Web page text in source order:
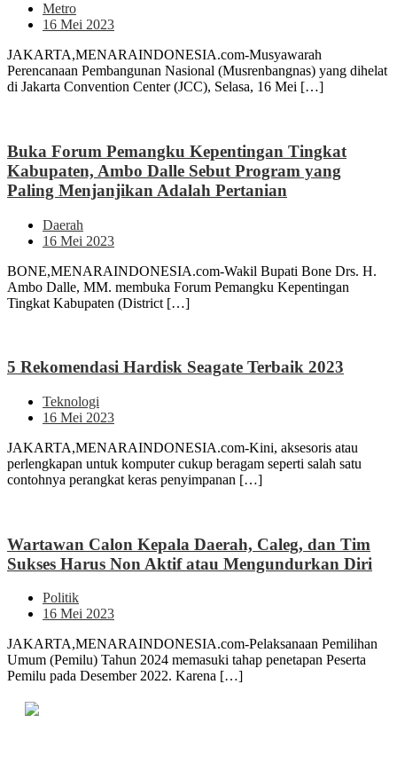
Metro
16 Mei 2023
JAKARTA,MENARAINDONESIA.com-Musyawarah
Perencanaan Pembangunan Nasional (Musrenbangnas) yang dihelat
di Jakarta Convention Center (JCC), Selasa, 16 Mei […]
Buka Forum Pemangku Kepentingan Tingkat
Kabupaten, Ambo Dalle Sebut Program yang
Paling Menjanjikan Adalah Pertanian
Daerah
16 Mei 2023
BONE,MENARAINDONESIA.com-Wakil Bupati Bone Drs. H.
Ambo Dalle, MM. membuka Forum Pemangku Kepentingan
Tingkat Kabupaten (District […]
5 Rekomendasi Hardisk Seagate Terbaik 2023
Teknologi
16 Mei 2023
JAKARTA,MENARAINDONESIA.com-Kini, aksesoris atau
perlengkapan untuk komputer cukup beragam seperti salah satu
contohnya perangkat keras penyimpanan […]
Wartawan Calon Kepala Daerah, Caleg, dan Tim
Sukses Harus Non Aktif atau Mengundurkan Diri
Politik
16 Mei 2023
JAKARTA,MENARAINDONESIA.com-Pelaksanaan Pemilihan
Umum (Pemilu) Tahun 2024 memasuki tahap penetapan Peserta
Pemilu pada Desember 2022. Karena […]